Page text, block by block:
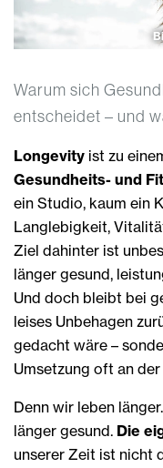
Warum sich
entscheidet – und
Longevity ist zu
Gesundheits- und
ein Studio, kaum ein
Langlebigkeit,
Ziel dahinter ist
länger gesund,
Und doch bleibt bei
leises Unbehagen
gedacht wäre –
Umsetzung oft an
Denn wir leben
länger gesund. Die
unserer Zeit ist nicht